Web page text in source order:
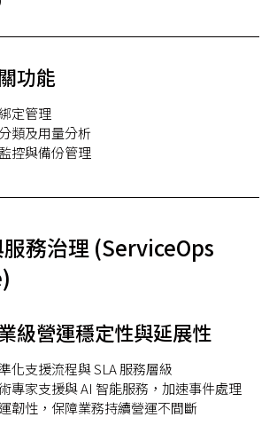
功能
定管理
類及用量分析
控與備份管理
務治理 (ServiceOps
級營運穩定性與延展性
化支援流程與 SLA 服務層級
專家支援與 AI 智能服務，加速事件處理
韌性，保障業務持續營運不間斷